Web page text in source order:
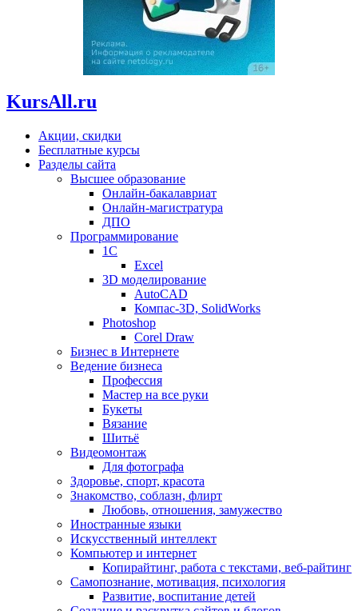
KursAll.ru
Акции, скидки
Бесплатные курсы
Разделы сайта
Высшее образование
Онлайн-бакалавриат
Онлайн-магистратура
ДПО
Программирование
1С
Excel
3D моделирование
AutoCAD
Компас-3D, SolidWorks
Photoshop
Corel Draw
Бизнес в Интернете
Ведение бизнеса
Профессия
Мастер на все руки
Букеты
Вязание
Шитьё
Видеомонтаж
Для фотографа
Здоровье, спорт, красота
Знакомство, соблазн, флирт
Любовь, отношения, замужество
Иностранные языки
Искусственный интеллект
Компьютер и интернет
Копирайтинг, работа с текстами, веб-райтинг
Самопознание, мотивация, психология
Развитие, воспитание детей